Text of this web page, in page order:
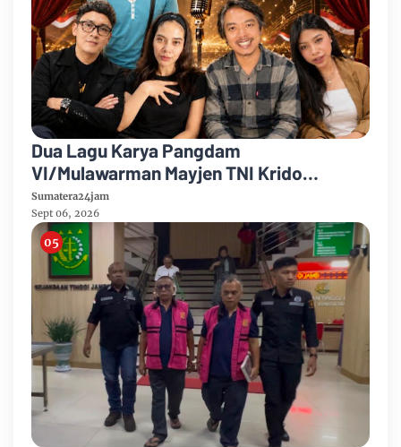
Dua Lagu Karya Pangdam
VI/Mulawarman Mayjen TNI Krido
Pramono Jadi Ikon Singing Competition
HUT Ke-81 RI
Sumatera24jam
Sept 06, 2026